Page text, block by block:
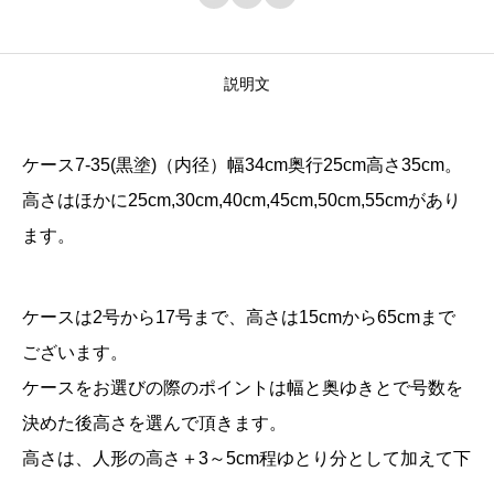
黒
塗
）
4
奥
行
2
5
説明文
ケース7-35(黒塗)（内径）幅34cm奥行25cm高さ35cm。
高さはほかに25cm,30cm,40cm,45cm,50cm,55cmがあり
ます。
ケースは2号から17号まで、高さは15cmから65cmまで
ございます。
ケースをお選びの際のポイントは幅と奥ゆきとで号数を
決めた後高さを選んで頂きます。
高さは、人形の高さ＋3～5cm程ゆとり分として加えて下